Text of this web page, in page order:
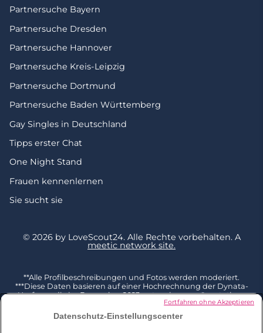
Partnersuche Bayern
Partnersuche Dresden
Partnersuche Hannover
Partnersuche Kreis-Leipzig
Partnersuche Dortmund
Partnersuche Baden Württemberg
Gay Singles in Deutschland
Tipps erster Chat
One Night Stand
Frauen kennenlernen
Sie sucht sie
© 2026 by LoveScout24. Alle Rechte vorbehalten. A
meetic network site.
**Alle Profilbeschreibungen und Fotos werden moderiert.
***Diese Daten basieren auf einer Hochrechnung der Dynata-
Umfrage, die im Dezember 2023 unter einer repräsentativen
Stichprobe von 2002 Befragten ab 18 Jahren in Deutschland
durchgeführt und mit der Gesamtbevölkerung dieser
Altersgruppe (Quelle Eurostat 2023) kombiniert wurde. 3 % der
Datenschutz-Einstellungscenter
Fortfahren ohne Akzeptieren